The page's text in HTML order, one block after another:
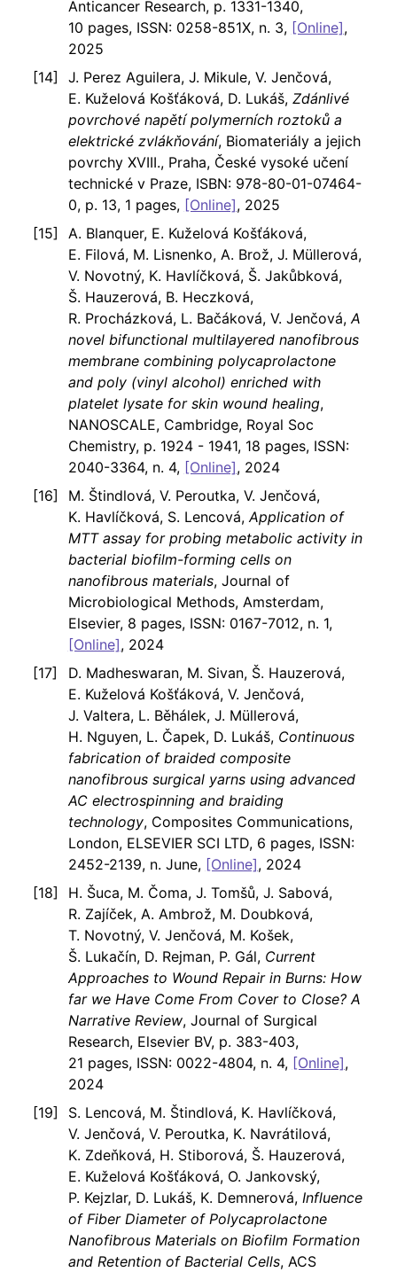
Anticancer Research, p. 1331-1340,
10 pages, ISSN: 0258-851X, n. 3, [Online],
2025
J. Perez Aguilera, J. Mikule, V. Jenčová,
E. Kuželová Košťáková, D. Lukáš, Zdánlivé
povrchové napětí polymerních roztoků a
elektrické zvlákňování, Biomateriály a jejich
povrchy XVIII., Praha, České vysoké učení
technické v Praze, ISBN: 978-80-01-07464-
0, p. 13, 1 pages, [Online], 2025
A. Blanquer, E. Kuželová Košťáková,
E. Filová, M. Lisnenko, A. Brož, J. Müllerová,
V. Novotný, K. Havlíčková, Š. Jakůbková,
Š. Hauzerová, B. Heczková,
R. Procházková, L. Bačáková, V. Jenčová, A
novel bifunctional multilayered nanofibrous
membrane combining polycaprolactone
and poly (vinyl alcohol) enriched with
platelet lysate for skin wound healing,
NANOSCALE, Cambridge, Royal Soc
Chemistry, p. 1924 - 1941, 18 pages, ISSN:
2040-3364, n. 4, [Online], 2024
M. Štindlová, V. Peroutka, V. Jenčová,
K. Havlíčková, S. Lencová, Application of
MTT assay for probing metabolic activity in
bacterial biofilm-forming cells on
nanofibrous materials, Journal of
Microbiological Methods, Amsterdam,
Elsevier, 8 pages, ISSN: 0167-7012, n. 1,
[Online], 2024
D. Madheswaran, M. Sivan, Š. Hauzerová,
E. Kuželová Košťáková, V. Jenčová,
J. Valtera, L. Běhálek, J. Müllerová,
H. Nguyen, L. Čapek, D. Lukáš, Continuous
fabrication of braided composite
nanofibrous surgical yarns using advanced
AC electrospinning and braiding
technology, Composites Communications,
London, ELSEVIER SCI LTD, 6 pages, ISSN:
2452-2139, n. June, [Online], 2024
H. Šuca, M. Čoma, J. Tomšů, J. Sabová,
R. Zajíček, A. Ambrož, M. Doubková,
T. Novotný, V. Jenčová, M. Košek,
Š. Lukačín, D. Rejman, P. Gál, Current
Approaches to Wound Repair in Burns: How
far we Have Come From Cover to Close? A
Narrative Review, Journal of Surgical
Research, Elsevier BV, p. 383-403,
21 pages, ISSN: 0022-4804, n. 4, [Online],
2024
S. Lencová, M. Štindlová, K. Havlíčková,
V. Jenčová, V. Peroutka, K. Navrátilová,
K. Zdeňková, H. Stiborová, Š. Hauzerová,
E. Kuželová Košťáková, O. Jankovský,
P. Kejzlar, D. Lukáš, K. Demnerová, Influence
of Fiber Diameter of Polycaprolactone
Nanofibrous Materials on Biofilm Formation
and Retention of Bacterial Cells, ACS